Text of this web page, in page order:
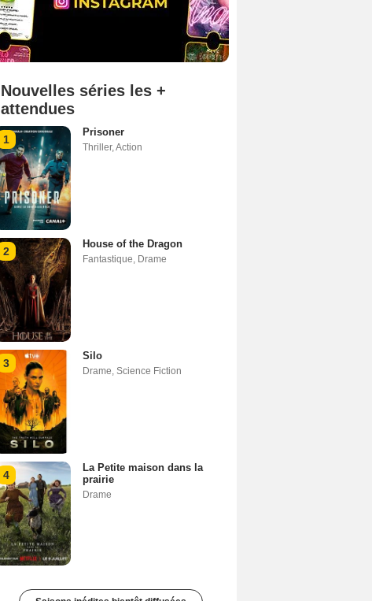
Nouvelles séries les +
attendues
1
Prisoner
Thriller,Action
2
House of the Dragon
Fantastique, Drame
3
Silo
Drame, Science Fiction
4
La Petite maison dans la
prairie
Drame